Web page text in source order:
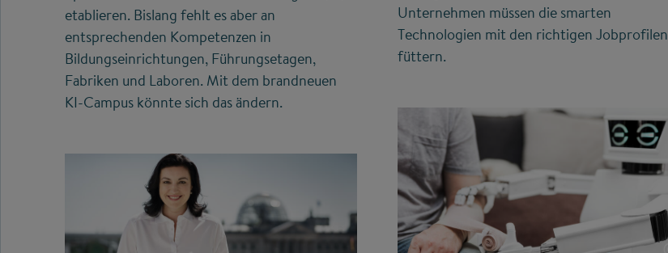
etablieren. Bislang fehlt es aber an
entsprechenden Kompetenzen in
Bildungseinrichtungen, Führungsetagen,
Fabriken und Laboren. Mit dem brandneuen
KI-Campus könnte sich das ändern.
Unternehmen müssen die smarten
Technologien mit den richtigen Jobprofilen
füttern.